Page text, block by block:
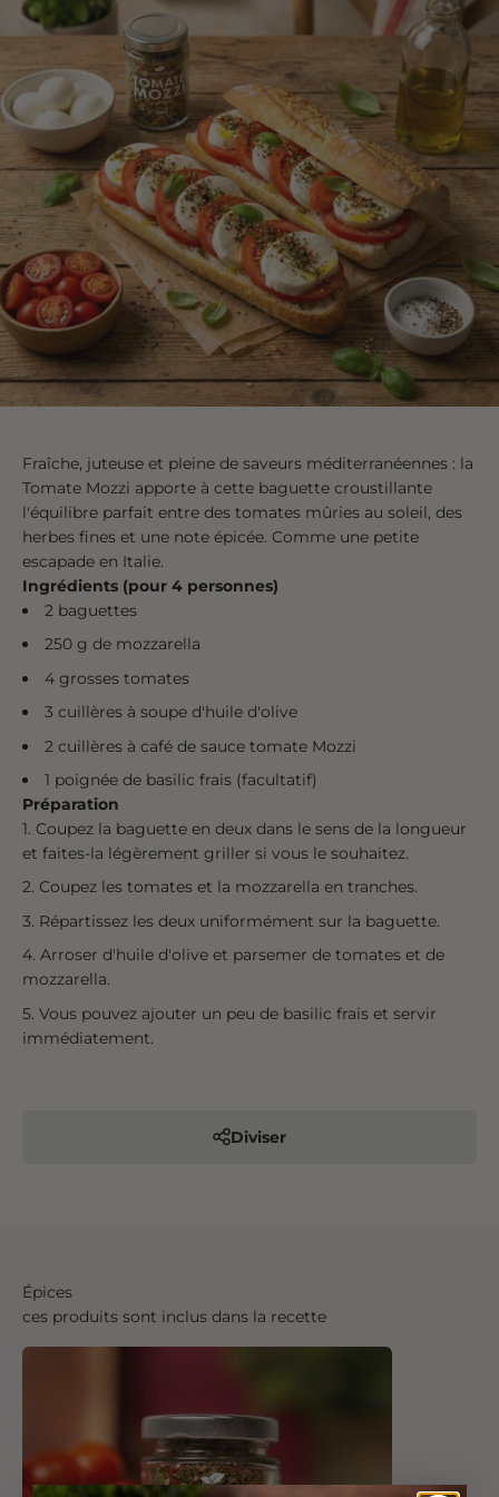
Fraîche, juteuse et pleine de saveurs méditerranéennes : la
Tomate Mozzi apporte à cette baguette croustillante
l'équilibre parfait entre des tomates mûries au soleil, des
herbes fines et une note épicée. Comme une petite
escapade en Italie.
Ingrédients (pour 4 personnes)
2 baguettes
250 g de mozzarella
4 grosses tomates
3 cuillères à soupe d'huile d'olive
2 cuillères à café de sauce tomate Mozzi
1 poignée de basilic frais (facultatif)
Préparation
Coupez la baguette en deux dans le sens de la longueur
et faites-la légèrement griller si vous le souhaitez.
Coupez les tomates et la mozzarella en tranches.
Répartissez les deux uniformément sur la baguette.
Arroser d'huile d'olive et parsemer de tomates et de
mozzarella.
Vous pouvez ajouter un peu de basilic frais et servir
immédiatement.
Diviser
Épices
ces produits sont inclus dans la recette